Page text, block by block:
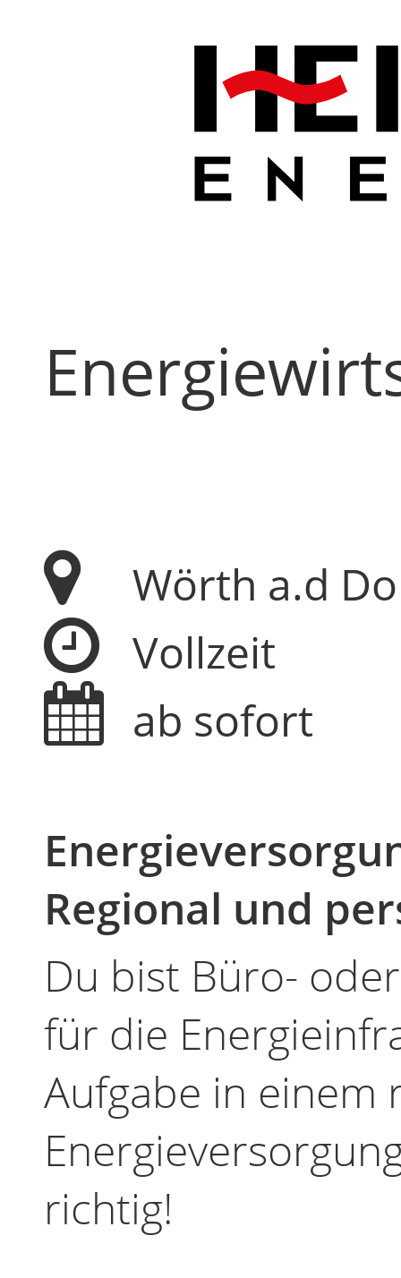
Wörth a.d
Vollzeit
ab sofort
Regional und
Du bist Büro-
für die
Aufgabe in einem
richtig!